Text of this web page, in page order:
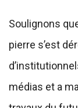
Soulignons
pierre s’est
médias et a